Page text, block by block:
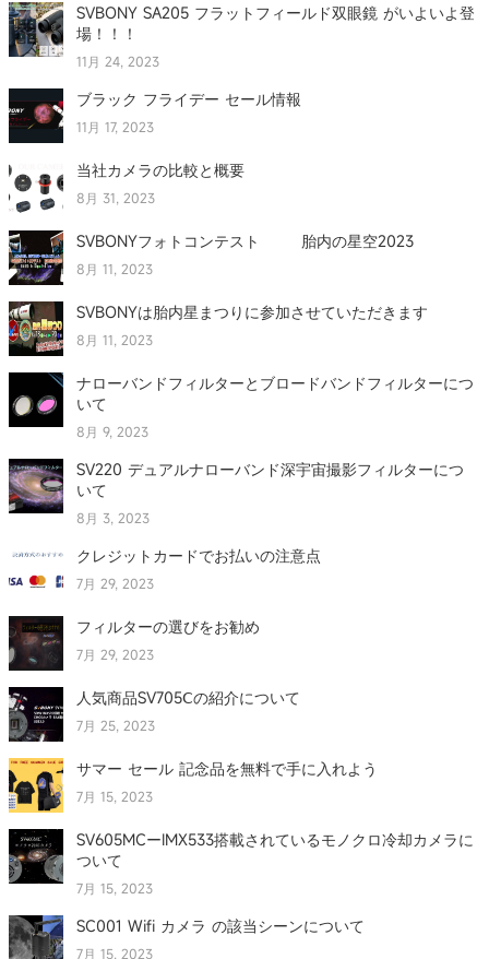
SVBONY SA205 フラットフィールド双眼鏡 がいよいよ登
場！！！
11月 24, 2023
ブラック フライデー セール情報
11月 17, 2023
当社カメラの比較と概要
8月 31, 2023
SVBONYフォトコンテスト 胎内の星空2023
8月 11, 2023
SVBONYは胎内星まつりに参加させていただきます
8月 11, 2023
ナローバンドフィルターとブロードバンドフィルターにつ
いて
8月 9, 2023
SV220 デュアルナローバンド深宇宙撮影フィルターにつ
いて
8月 3, 2023
クレジットカードでお払いの注意点
7月 29, 2023
フィルターの選びをお勧め
7月 29, 2023
人気商品SV705Ⅽの紹介について
7月 25, 2023
サマー セール 記念品を無料で手に入れよう
7月 15, 2023
SV605MCーIMX533搭載されているモノクロ冷却カメラに
ついて
7月 15, 2023
SC001 Wifi カメラ の該当シーンについて
7月 15, 2023